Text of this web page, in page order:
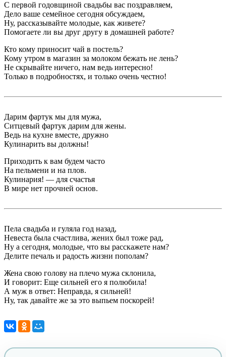
С первой годовщиной свадьбы вас поздравляем,
Дело ваше семейное сегодня обсуждаем,
Ну, рассказывайте молодые, как живете?
Помогаете ли вы друг другу в домашней работе?
Кто кому приносит чай в постель?
Кому утром в магазин за молоком бежать не лень?
Не скрывайте ничего, нам ведь интересно!
Только в подробностях, и только очень честно!
Дарим фартук мы для мужа,
Ситцевый фартук дарим для жены.
Ведь на кухне вместе, дружно
Кулинарить вы должны!
Приходить к вам будем часто
На пельмени и на плов.
Кулинария! — для счастья
В мире нет прочней основ.
Пела свадьба и гуляла год назад,
Невеста была счастлива, жених был тоже рад,
Ну а сегодня, молодые, что вы расскажете нам?
Делите печаль и радость жизни пополам?
Жена свою голову на плечо мужа склонила,
И говорит: Еще сильней его я полюбила!
А муж в ответ: Неправда, я сильней!
Ну, так давайте же за это выпьем поскорей!